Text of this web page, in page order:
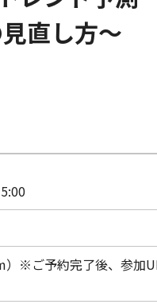
直し方〜
※ご予約完了後、参加